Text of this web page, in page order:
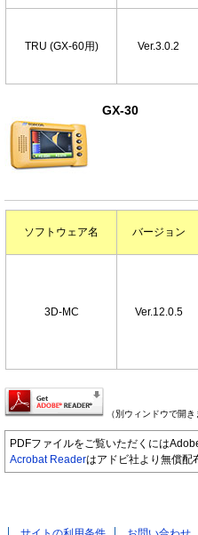
TRU (GX-60用) Ver.3.0.2
GX-30
ソフトウェア名 バージョン
3D-MC Ver.12.0.5
（別ウィンドウで開
PDFファイルをご覧いただくには
Acrobat Readerはアドビ社より無償配